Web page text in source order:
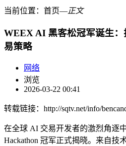
当前位置： 首页―正文
WEEX AI 黑客松冠军诞生
易策略
网络
浏览
2026-03-22 00:41
转载链接：http://sqtv.net/info/
在全球 AI 交易开发者的激烈角逐
Hackathon 冠军正式揭晓。来自技